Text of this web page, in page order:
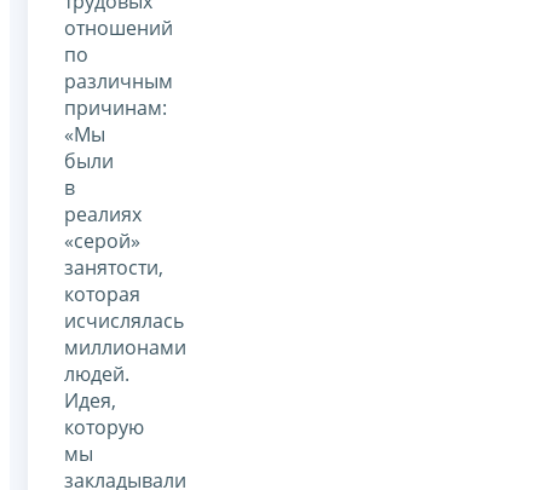
отношений
по
различным
причинам:
«Мы
были
в
реалиях
«серой»
занятости,
которая
исчислялась
миллионами
людей.
Идея,
которую
мы
закладывали